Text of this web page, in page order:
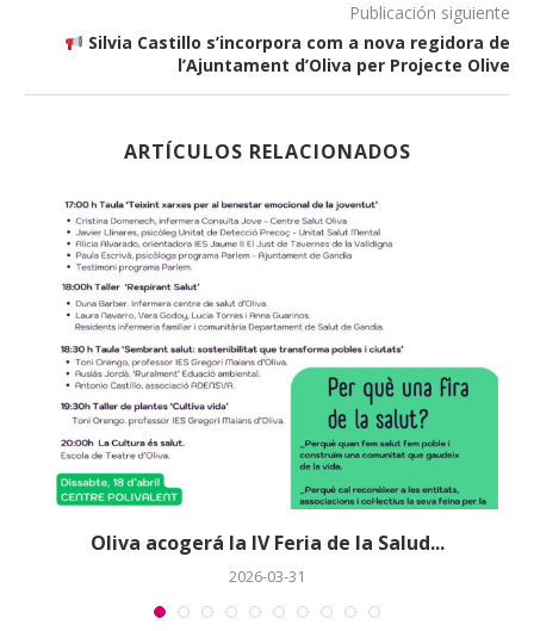
Publicación siguiente
Silvia Castillo s’incorpora com a nova regidora de
l’Ajuntament d’Oliva per Projecte Olive
ARTÍCULOS RELACIONADOS
Oliva acogerá la IV Feria de la Salud...
2026-03-31